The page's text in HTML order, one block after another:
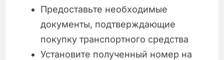
Предоставьте необходимые
документы, подтверждающие
покупку транспортного средства
Установите полученный номер на